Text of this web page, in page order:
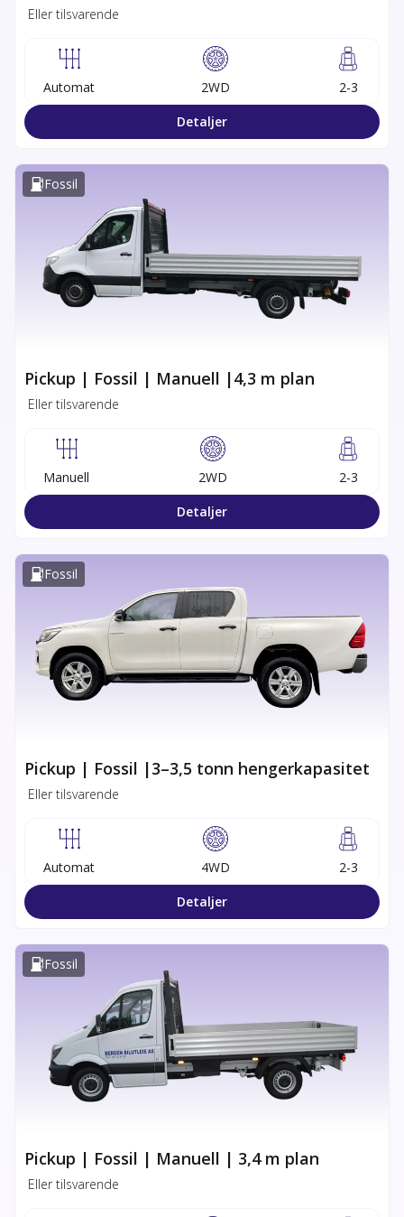
Eller tilsvarende
Automat 2WD
2-3
Detaljer
Fossil
Pickup | Fossil | Manuell |4,3 m plan
Eller tilsvarende
Manuell 2WD
2-3
Detaljer
Fossil
Pickup | Fossil |3–3,5 tonn hengerkapasitet
Eller tilsvarende
Automat 4WD
2-3
Detaljer
Fossil
Pickup | Fossil | Manuell | 3,4 m plan
Eller tilsvarende